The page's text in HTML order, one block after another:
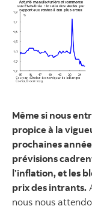
Même si nous
propice à la
prochaines
prévisions
l’inflation, et les
prix des intrants.
nous nous